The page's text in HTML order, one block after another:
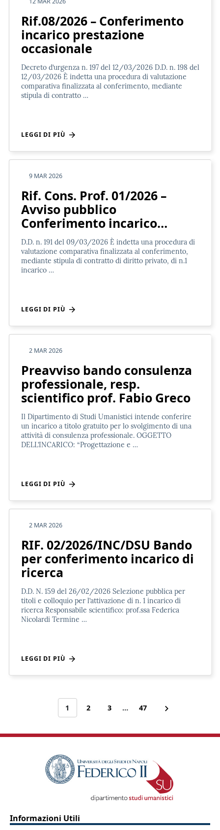
Rif.08/2026 – Conferimento
incarico prestazione
occasionale
Decreto d’urgenza n. 197 del 12/03/2026 D.D. n. 198 del
12/03/2026 È indetta una procedura di valutazione
comparativa finalizzata al conferimento, mediante
stipula di contratto …
LEGGI DI PIÙ
9 MAR 2026
Rif. Cons. Prof. 01/2026 –
Avviso pubblico
Conferimento incarico…
D.D. n. 191 del 09/03/2026 È indetta una procedura di
valutazione comparativa finalizzata al conferimento,
mediante stipula di contratto di diritto privato, di n.1
incarico …
LEGGI DI PIÙ
2 MAR 2026
Preavviso bando consulenza
professionale, resp.
scientifico prof. Fabio Greco
Il Dipartimento di Studi Umanistici intende conferire
un incarico a titolo gratuito per lo svolgimento di una
attività di consulenza professionale. OGGETTO
DELL’INCARICO: “Progettazione e …
LEGGI DI PIÙ
2 MAR 2026
RIF. 02/2026/INC/DSU Bando
per conferimento incarico di
ricerca
D.D. N. 159 del 26/02/2026 Selezione pubblica per
titoli e colloquio per l’attivazione di n. 1 incarico di
ricerca Responsabile scientifico: prof.ssa Federica
Nicolardi Termine …
LEGGI DI PIÙ
1 2 3 … 47
Informazioni Utili